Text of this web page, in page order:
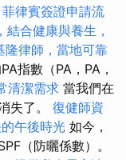
菲律賓簽證申請流
結合健康與養生，
隆律師，當地可靠
指數（PA，PA，
清潔需求 當我們在
失了。 復健師資
午後時光 如今，
（防曬係數）。